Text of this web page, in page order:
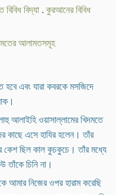
বিদ্যা.কুরআনের বিবিধ
আলামতসমূহ
হবে এবং যারা কবরকে মসজিদে
আলাইহি ওয়াসাল্লামের খিদমতে
এসে হাযির হলেন। তাঁর
কেশ ছিল কাল কুচকুচে। তাঁর মধ্যে
চিনি না।
আমার নিজের ওপর হারাম করেছি